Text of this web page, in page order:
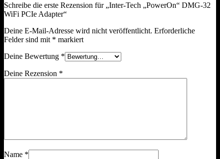
Schreibe die erste Rezension für „Inter-Tech „PowerOn“ DMG-32
WiFi PCIe Adapter“
Deine E-Mail-Adresse wird nicht veröffentlicht. Erforderliche
Felder sind mit * markiert
Deine Bewertung *
Deine Rezension *
Name *